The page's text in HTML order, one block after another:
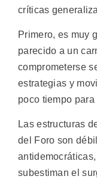
críticas
Primero, es muy
parecido a un
comprometerse
estrategias y
poco tiempo
Las estructuras
del Foro son
subestiman el